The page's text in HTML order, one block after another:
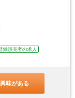
録販売者の求人
味がある